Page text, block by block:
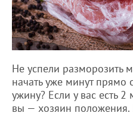
Не успели разморозить
начать уже минут прямо
ужину? Если у вас есть
вы — хозяин положения.